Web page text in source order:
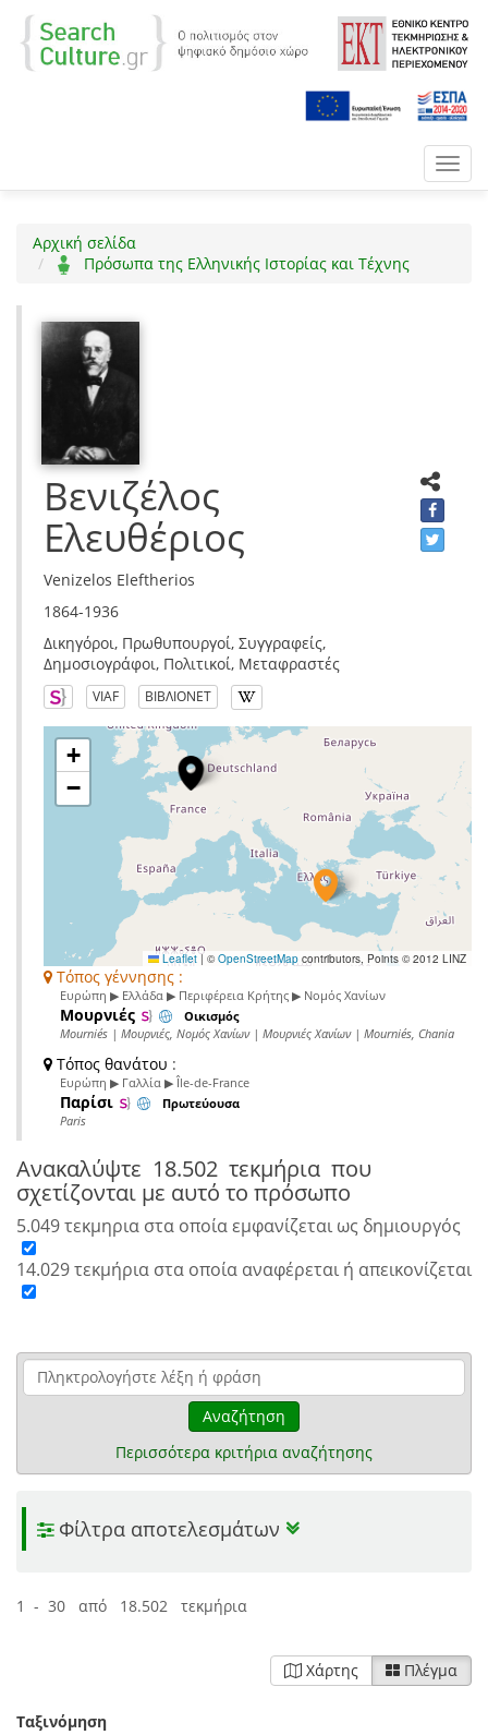
Αρχική σελίδα
Πρόσωπα της Ελληνικής Ιστορίας και Τέχνης
Βενιζέλος
Ελευθέριος
Venizelos Eleftherios
1864-1936
Δικηγόροι, Πρωθυπουργοί, Συγγραφείς,
Δημοσιογράφοι, Πολιτικοί, Μεταφραστές
VIAF ΒΙΒΛΙΟΝΕΤ
+
−
Leaflet | ©OpenStreetMap contributors, Points © 2012 LINZ
Τόπος γέννησης :
Ευρώπη ▶ Ελλάδα ▶ Περιφέρεια Κρήτης ▶ Νομός Χανίων
Μουρνιές Οικισμός
Mourniés | Μουρνιές, Νομός Χανίων | Μουρνιές Χανίων | Mourniés, Chania
Τόπος θανάτου :
Ευρώπη ▶ Γαλλία ▶ Île-de-France
Παρίσι Πρωτεύουσα
Paris
Ανακαλύψτε 18.502 τεκμήρια που
σχετίζονται με αυτό το πρόσωπο
5.049 τεκμηρια στα οποία εμφανίζεται ως δημιουργός
14.029 τεκμήρια στα οποία αναφέρεται ή απεικονίζεται
Αναζήτηση
Περισσότερα κριτήρια αναζήτησης
Φίλτρα αποτελεσμάτων
1 - 30 από 18.502 τεκμήρια
Χάρτης Πλέγμα
Ταξινόμηση